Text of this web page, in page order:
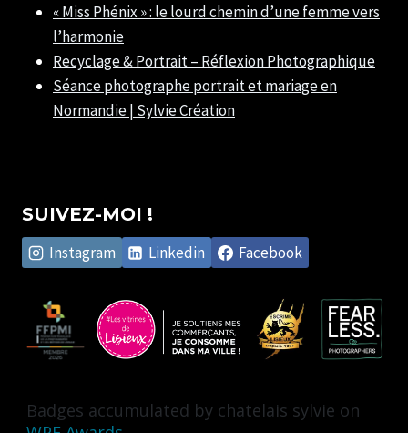
« Miss Phénix » : le lourd chemin d’une femme vers
l’harmonie
Recyclage & Portrait – Réflexion Photographique
Séance photographe portrait et mariage en
Normandie | Sylvie Création
SUIVEZ-MOI !
Instagram Linkedin Facebook